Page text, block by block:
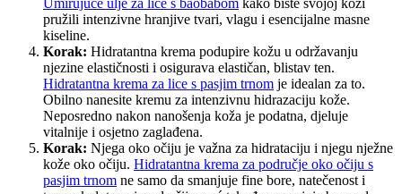
pružili intenzivne hranjive tvari, vlagu i esencijalne masne
kiseline.
Korak: Hidratantna krema podupire kožu u održavanju
njezine elastičnosti i osigurava elastičan, blistav ten.
Hidratantna krema za lice s pasjim trnom je idealan za to.
Obilno nanesite kremu za intenzivnu hidrazaciju kože.
Neposredno nakon nanošenja koža je podatna, djeluje
vitalnije i osjetno zaglađena.
Korak: Njega oko očiju je važna za hidrataciju i njegu nježne
kože oko očiju. Hidratantna krema za područje oko očiju s
pasjim trnom ne samo da smanjuje fine bore, natečenost i